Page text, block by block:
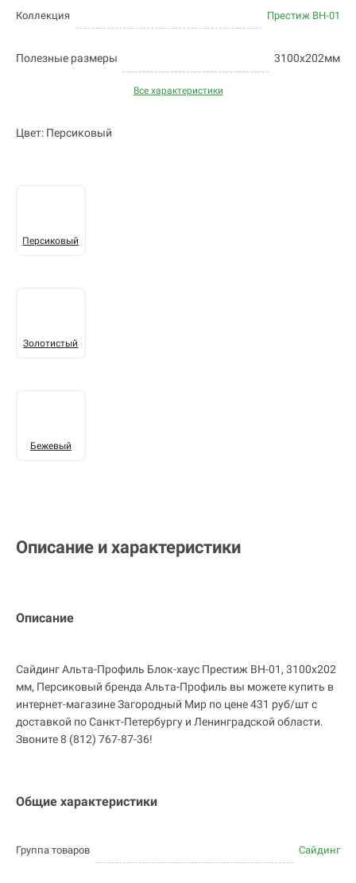
Коллекция Престиж BH-01
Полезные размеры 3100х202мм
Все характеристики
Цвет: Персиковый
Персиковый
Золотистый
Бежевый
Описание и характеристики
Описание
Сайдинг Альта-Профиль Блок-хаус Престиж BH-01, 3100х202
мм, Персиковый бренда Альта-Профиль вы можете купить в
интернет-магазине Загородный Мир по цене 431 руб/шт с
доставкой по Санкт-Петербургу и Ленинградской области.
Звоните 8 (812) 767-87-36!
Общие характеристики
Группа товаров Сайдинг